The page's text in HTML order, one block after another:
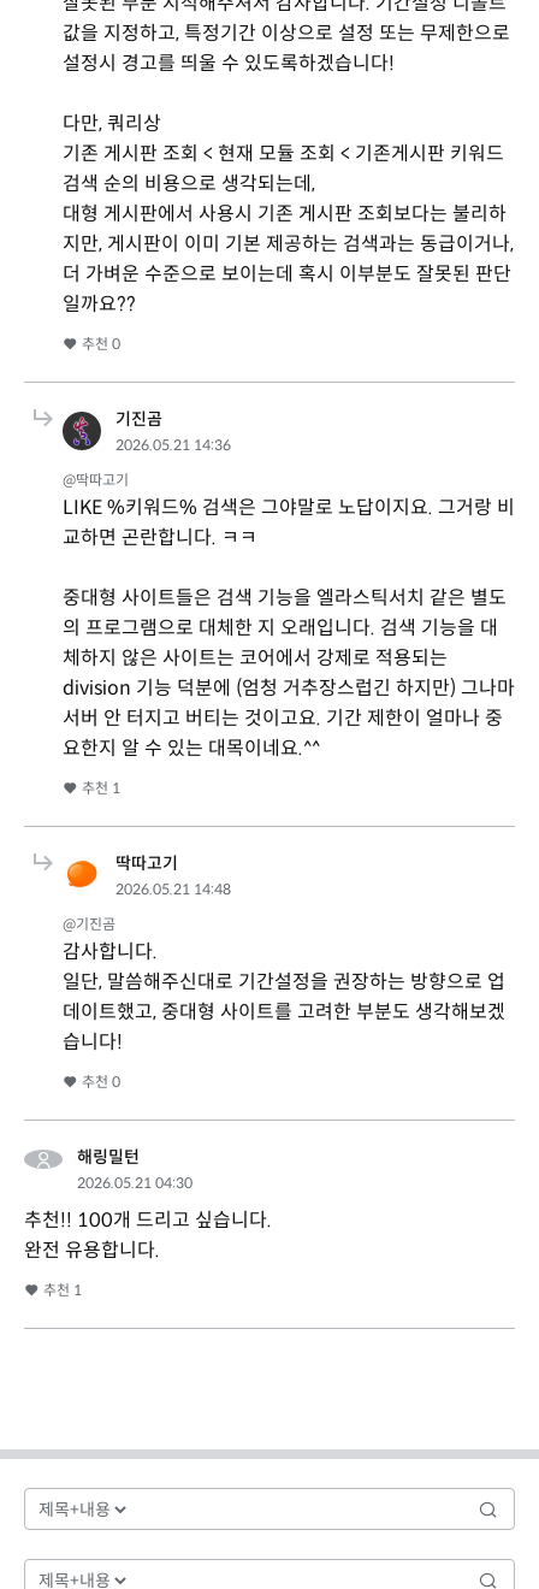
값을 지정하고, 특정기간 이상으로 설정 또는 무제한으로
설정시 경고를 띄울 수 있도록하겠습니다!
다만, 쿼리상
기존 게시판 조회 < 현재 모듈 조회 < 기존게시판 키워드
검색 순의 비용으로 생각되는데,
대형 게시판에서 사용시 기존 게시판 조회보다는 불리하
지만, 게시판이 이미 기본 제공하는 검색과는 동급이거나,
더 가벼운 수준으로 보이는데 혹시 이부분도 잘못된 판단
일까요??
추천 0
기진곰
2026.05.21 14:36
@딱따고기
LIKE %키워드% 검색은 그야말로 노답이지요. 그거랑 비
교하면 곤란합니다. ㅋㅋ
중대형 사이트들은 검색 기능을 엘라스틱서치 같은 별도
의 프로그램으로 대체한 지 오래입니다. 검색 기능을 대
체하지 않은 사이트는 코어에서 강제로 적용되는
division 기능 덕분에 (엄청 거추장스럽긴 하지만) 그나마
서버 안 터지고 버티는 것이고요. 기간 제한이 얼마나 중
요한지 알 수 있는 대목이네요.^^
추천 1
딱따고기
2026.05.21 14:48
@기진곰
감사합니다.
일단, 말씀해주신대로 기간설정을 권장하는 방향으로 업
데이트했고, 중대형 사이트를 고려한 부분도 생각해보겠
습니다!
추천 0
해링밀턴
2026.05.21 04:30
추천!! 100개 드리고 싶습니다.
완전 유용합니다.
추천 1